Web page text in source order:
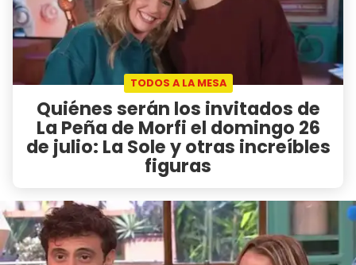
TODOS A LA MESA
Quiénes serán los invitados de
La Peña de Morfi el domingo 26
de julio: La Sole y otras increíbles
figuras